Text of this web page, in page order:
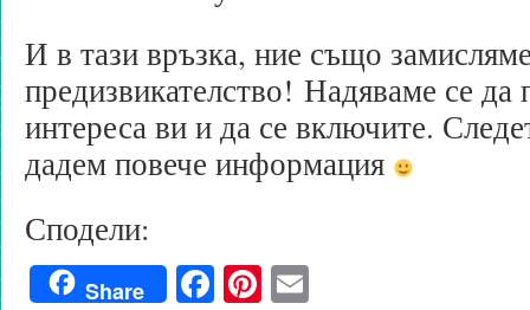
И в тази връзка, ние също
предизвикателство! Надяваме се да
интереса ви и да се включите.
дадем повече информация
Сподели:
Share Facebook
Pinterest